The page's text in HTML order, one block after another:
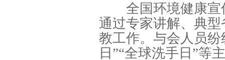
全国环境健康宣
通过专家讲解、典
教工作。与会人员纷
日”“全球洗手日”等